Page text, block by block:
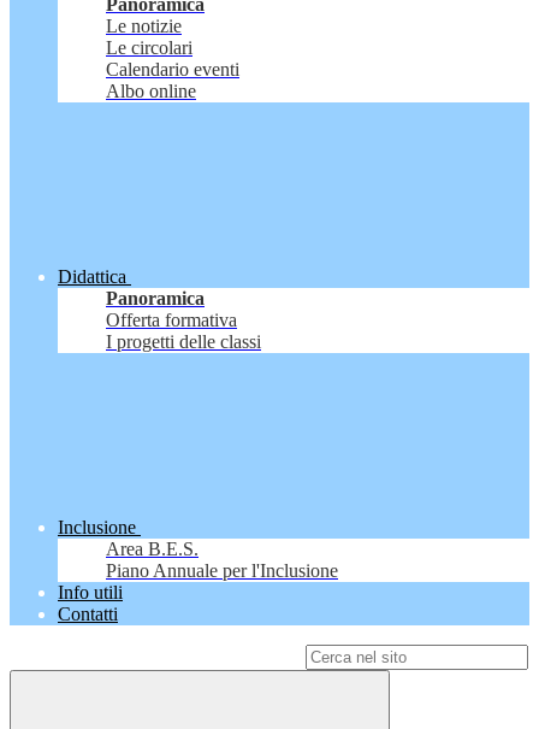
Panoramica
Le notizie
Le circolari
Calendario eventi
Albo online
Didattica
Panoramica
Offerta formativa
I progetti delle classi
Inclusione
Area B.E.S.
Piano Annuale per l'Inclusione
Info utili
Contatti